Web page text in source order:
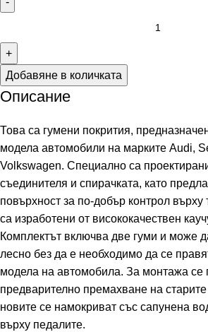
Добавяне в количката
Описание
Това са гумени покрития,
модела автомобили на марките Audi,
Volkswagen. Специално са
съединителя и спирачката, като
повърхност за по-добър контрол върху
са изработени от висококачествен
Комплектът включва две гуми и може
лесно без да е необходимо да се
модела на автомобила. За монтажа се
предварително премахване на старите
новите се намокриват със сапунена
върху педалите.